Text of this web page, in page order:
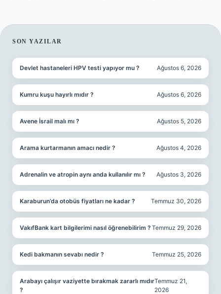
SIDEBAR
SON YAZILAR
Devlet hastaneleri HPV testi yapıyor mu ? Ağustos 6, 2026
Kumru kuşu hayırlı mıdır ? Ağustos 6, 2026
Avene İsrail malı mı ? Ağustos 5, 2026
Arama kurtarmanın amacı nedir ? Ağustos 4, 2026
Adrenalin ve atropin aynı anda kullanılır mı ? Ağustos 3, 2026
Karaburun’da otobüs fiyatları ne kadar ? Temmuz 30, 2026
VakıfBank kart bilgilerimi nasıl öğrenebilirim ? Temmuz 29, 2026
Kedi bakmanın sevabı nedir ? Temmuz 25, 2026
Arabayı çalışır vaziyette bırakmak zararlı mıdır
?
Temmuz 21,
2026